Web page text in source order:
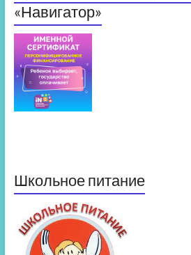
«Навигатор»
Школьное питание